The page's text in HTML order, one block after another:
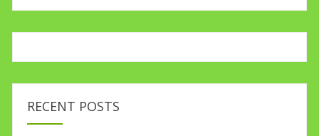
RECENT POSTS